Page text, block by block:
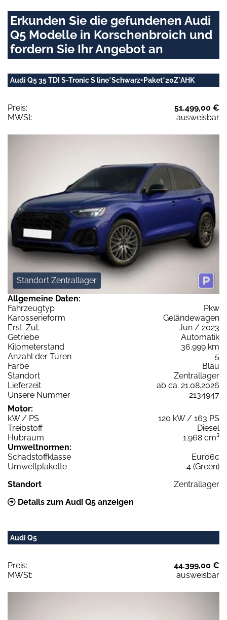
Erkunden Sie die gefundenen Audi
Q5 Modelle in Korschenbroich und
fordern Sie Ihr Angebot an
Audi Q5 35 TDI S-Tronic S line*Schwarz+Paket*20Z*AHK
Preis:
51.499,00 €
MWSt:
ausweisbar
Standort Zentrallager
Allgemeine Daten:
Fahrzeugtyp
Pkw
Karosserieform
Geländewagen
Erst-Zul.
Jun / 2023
Getriebe
Automatik
Kilometerstand
36.999 km
Anzahl der Türen
5
Farbe
Blau
Standort
Zentrallager
Lieferzeit
ab ca. 21.08.2026
Unsere Nummer
2134947
Motor:
kW / PS
120 kW / 163 PS
Treibstoff
Diesel
Hubraum
1.968 cm³
Umweltnormen:
Schadstoffklasse
Euro6c
Umweltplakette
4 (Green)
Standort
Zentrallager
Details zum Audi Q5 anzeigen
Audi Q5
Preis:
44.399,00 €
MWSt:
ausweisbar